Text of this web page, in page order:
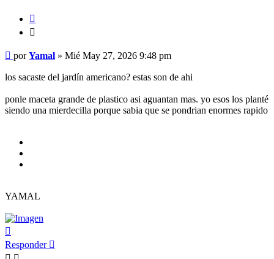
Mensaje
porYamal » Mié May 27, 2026 9:48 pm
los sacaste del jardín americano? estas son de ahi
ponle maceta grande de plastico asi aguantan mas. yo esos los planté
siendo una mierdecilla porque sabia que se pondrian enormes rapido
YAMAL
Responder